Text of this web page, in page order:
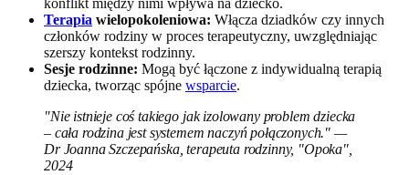
konflikt między nimi wpływa na dziecko.
Terapia wielopokoleniowa: Włącza dziadków czy innych
członków rodziny w proces terapeutyczny, uwzględniając
szerszy kontekst rodzinny.
Sesje rodzinne: Mogą być łączone z indywidualną terapią
dziecka, tworząc spójne wsparcie.
"Nie istnieje coś takiego jak izolowany problem dziecka
– cała rodzina jest systemem naczyń połączonych." —
Dr Joanna Szczepańska, terapeuta rodzinny, "Opoka",
2024